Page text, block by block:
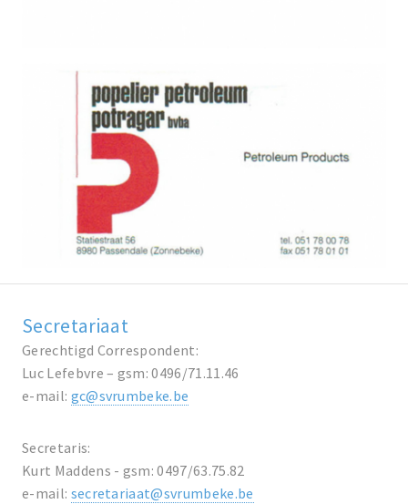
Secretariaat
Gerechtigd Correspondent:
Luc Lefebvre – gsm: 0496/71.11.46
e-mail: gc@svrumbeke.be
Secretaris:
Kurt Maddens - gsm: 0497/63.75.82
e-mail: secretariaat@svrumbeke.be